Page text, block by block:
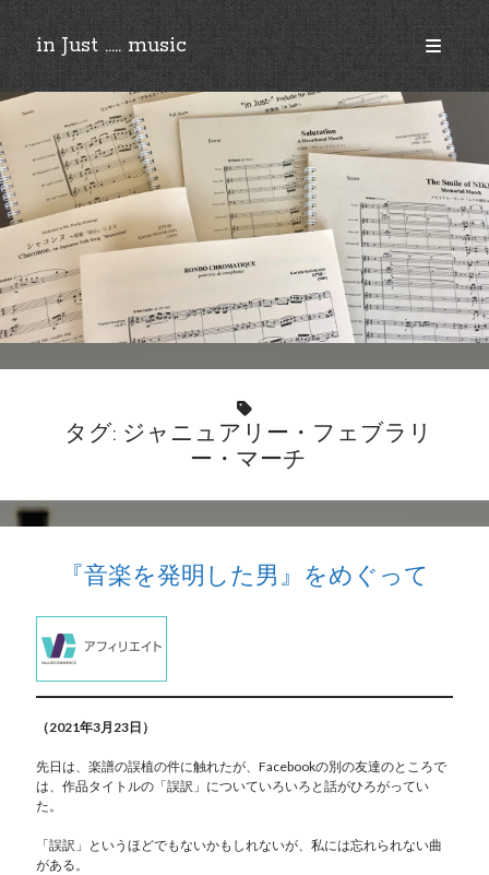
in Just ..... music
open
primary
menu
Sidebar
©︎2018-2025 by Ken’ichi MASAKADO, All rights reserved.
タグ: ジャニュアリー・フェブラリ
ー・マーチ
『音楽を発明した男』をめぐって
（2021年3月23日）
先日は、楽譜の誤植の件に触れたが、Facebookの別の友達のところで
は、作品タイトルの「誤訳」についていろいろと話がひろがってい
た。
「誤訳」というほどでもないかもしれないが、私には忘れられない曲
がある。